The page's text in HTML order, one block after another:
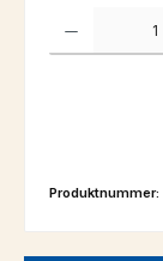
Produktnummer: